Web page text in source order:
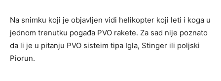
Na snimku koji je objavljen vidi helikopter koji leti i koga u
jednom trenutku pogađa PVO rakete. Za sad nije poznato
da li je u pitanju PVO sisteim tipa Igla, Stinger ili poljski
Piorun.